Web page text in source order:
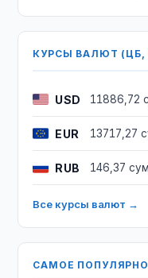
КУРСЫ ВАЛЮТ (ЦБ,
USD 11886,72
EUR 13717,27
RUB 146,37
Все курсы валют →
САМОЕ